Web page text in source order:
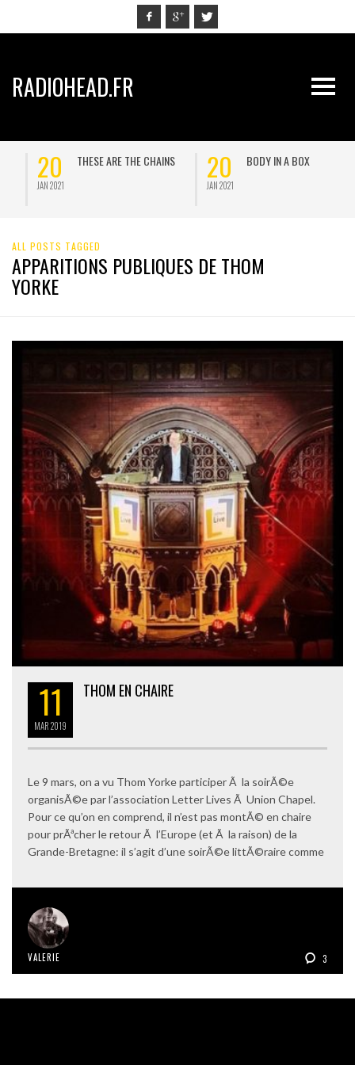
RADIOHEAD.FR
20
JAN 2021
BODY IN A BOX 20
JAN 2021
PROMISE ME
ALL POSTS TAGGED
APPARITIONS PUBLIQUES DE THOM
YORKE
11
MAR2019
THOM EN CHAIRE
Le 9 mars, on a vu Thom Yorke participer Ã la soirÃ©e
organisÃ©e par l’association Letter Lives Ã Union Chapel.
Pour ce qu’on en comprend, il n’est pas montÃ© en chaire
pour prÃªcher le retour Ã l’Europe (et Ã la raison) de la
Grande-Bretagne: il s’agit d’une soirÃ©e littÃ©raire comme
VALERIE 3